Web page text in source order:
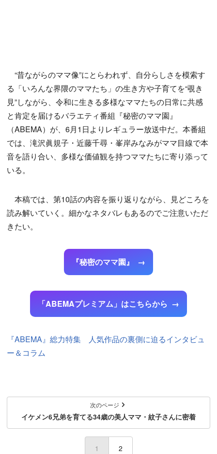
“昔ながらのママ像”にとらわれず、自分らしさを模索す
る「いろんな界隈のママたち」の生き方や子育てを“覗き
見”しながら、令和に生きる多様なママたちの日常に共感
と肯定を届けるバラエティ番組『秘密のママ園』
（ABEMA）が、6月1日よりレギュラー放送中だ。本番組
では、滝沢眞規子・近藤千尋・峯岸みなみがママ目線で本
音を語り合い、多様な価値観を持つママたちに寄り添って
いる。
本稿では、第10話の内容を振り返りながら、見どころを
読み解いていく。細かなネタバレもあるのでご注意いただ
きたい。
『秘密のママ園』
「ABEMAプレミアム」はこちらから
『ABEMA』総力特集 人気作品の裏側に迫るインタビュ
ー＆コラム
次のページ
イケメン6兄弟を育てる34歳の美人ママ・紋子さんに密着
1 (current)
2